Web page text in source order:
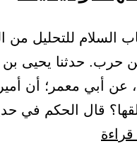
حرب. حدثنا يحيى
عن أبي معمر؛ أن
قال الحكم في
قراءة